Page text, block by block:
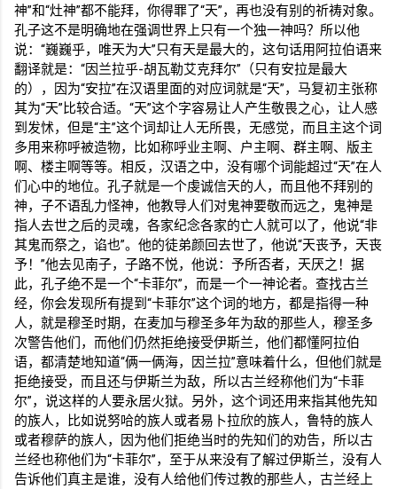
神”和“灶神”都不能拜，你得罪了“天”，再也没有别的祈祷对象。
孔子这不是明确地在强调世界上只有一个独一神吗？所以他
说：“巍巍乎，唯天为大”只有天是最大的，这句话用阿拉伯语来
翻译就是：“因兰拉乎-胡瓦勒艾克拜尔”（只有安拉是最大
的），因为“安拉”在汉语里面的对应词就是“天”，马复初主张称
其为“天”比较合适。“天”这个字容易让人产生敬畏之心，让人感
到发怵，但是“主”这个词却让人无所畏，无感觉，而且主这个词
多用来称呼被造物，比如称呼业主啊、户主啊、群主啊、版主
啊、楼主啊等等。相反，汉语之中，没有哪个词能超过“天”在人
们心中的地位。孔子就是一个虔诚信天的人，而且他不拜别的
神，子不语乱力怪神，他教导人们对鬼神要敬而远之，鬼神是
指人去世之后的灵魂，各家纪念各家的亡人就可以了，他说“非
其鬼而祭之，谄也”。他的徒弟颜回去世了，他说“天丧予，天丧
予！”他去见南子，子路不悦，他说：予所否者，天厌之！据
此，孔子绝不是一个“卡菲尔”，而是一个一神论者。查找古兰
经，你会发现所有提到“卡菲尔”这个词的地方，都是指得一种
人，就是穆圣时期，在麦加与穆圣多年为敌的那些人，穆圣多
次警告他们，而他们仍然拒绝接受伊斯兰，他们都懂阿拉伯
语，都清楚地知道“俩一俩海，因兰拉”意味着什么，但他们就是
拒绝接受，而且还与伊斯兰为敌，所以古兰经称他们为“卡菲
尔”，说这样的人要永居火狱。另外，这个词还用来指其他先知
的族人，比如说努哈的族人或者易卜拉欣的族人，鲁特的族人
或者穆萨的族人，因为他们拒绝当时的先知们的劝告，所以古
兰经也称他们为“卡菲尔”，至于从来没有了解过伊斯兰，没有人
告诉他们真主是谁，没有人给他们传过教的那些人，古兰经上